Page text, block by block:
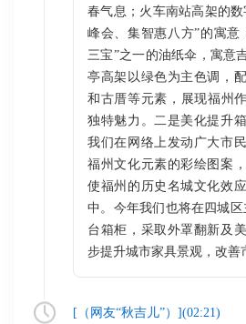
春气息；火车南站高架的
峰会、集智惠八方”的寓意
三宝”之一的油纸伞，寓意
亭高架以绿色为主色调，
和古厝等元素，展现福州
独特魅力。二是美化提升
我们在网络上发动广大市
福州文化元素的彩绘图案
使福州的历史名城文化效
中。今年我们也将在四城
台箱柜，采取外罩翻新及
步提升城市家具景观，改善
[（ 网友“秋吉儿”）](02:21)